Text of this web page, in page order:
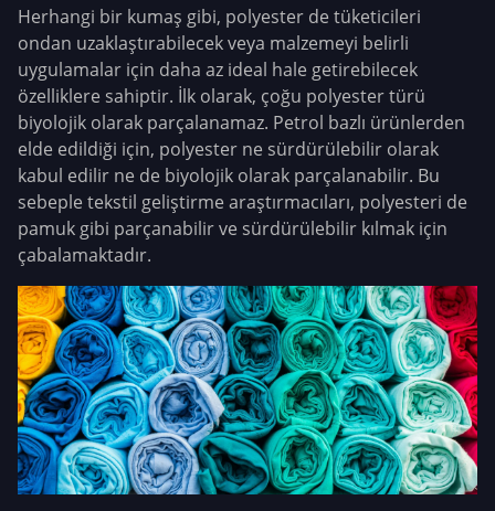
Herhangi bir kumaş gibi, polyester de tüketicileri
ondan uzaklaştırabilecek veya malzemeyi belirli
uygulamalar için daha az ideal hale getirebilecek
özelliklere sahiptir. İlk olarak, çoğu polyester türü
biyolojik olarak parçalanamaz. Petrol bazlı ürünlerden
elde edildiği için, polyester ne sürdürülebilir olarak
kabul edilir ne de biyolojik olarak parçalanabilir. Bu
sebeple tekstil geliştirme araştırmacıları, polyesteri de
pamuk gibi parçanabilir ve sürdürülebilir kılmak için
çabalamaktadır.